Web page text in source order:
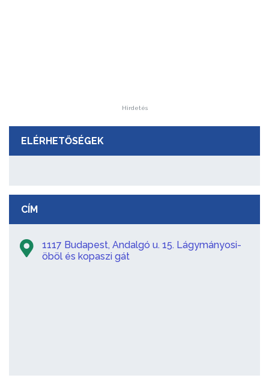
Hirdetés
ELÉRHETŐSÉGEK
CÍM
1117 Budapest, Andalgó u. 15. Lágymányosi-
öböl és kopaszi gát